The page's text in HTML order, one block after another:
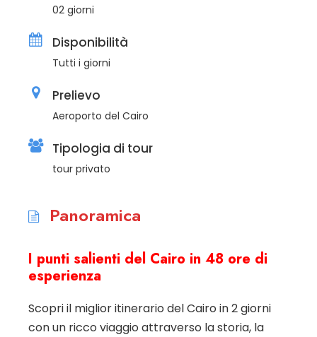
02 giorni
Disponibilità
Tutti i giorni
Prelievo
Aeroporto del Cairo
Tipologia di tour
tour privato
Panoramica
I punti salienti del Cairo in 48 ore di
esperienza
Scopri il miglior itinerario del Cairo in 2 giorni
con un ricco viaggio attraverso la storia, la